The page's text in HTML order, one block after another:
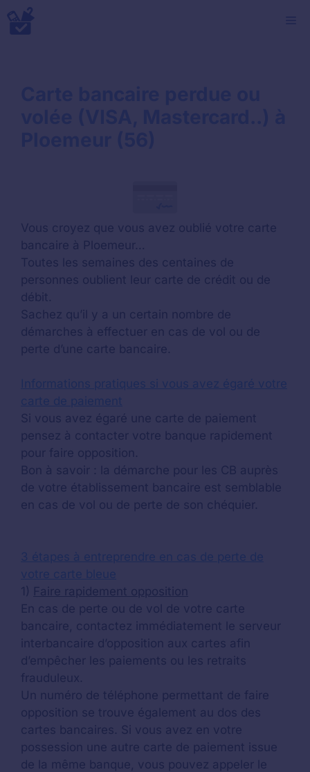
Aller
au
Vous croyez que vous avez oublié votre carte
bancaire à Ploemeur…
Toutes les semaines des centaines de
personnes oublient leur carte de crédit ou de
débit.
Sachez qu’il y a un certain nombre de
démarches à effectuer en cas de vol ou de
perte d’une carte bancaire.
Informations pratiques si vous avez égaré votre
carte de paiement
Si vous avez égaré une carte de paiement
pensez à contacter votre banque rapidement
pour faire opposition.
Bon à savoir : la démarche pour les CB auprès
de votre établissement bancaire est semblable
en cas de vol ou de perte de son chéquier.
3 étapes à entreprendre en cas de perte de
votre carte bleue
Faire rapidement opposition
En cas de perte ou de vol de votre carte
bancaire, contactez immédiatement le serveur
interbancaire d’opposition aux cartes afin
d’empêcher les paiements ou les retraits
frauduleux.
Un numéro de téléphone permettant de faire
opposition se trouve également au dos des
cartes bancaires. Si vous avez en votre
possession une autre carte de paiement issue
de la même banque, vous pouvez appeler le